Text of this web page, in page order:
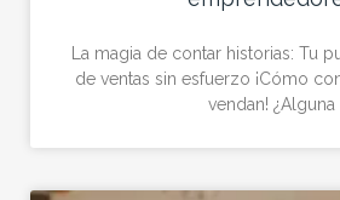
La magia de contar historias: Tu
de ventas sin esfuerzo ¡Cómo
vendan! ¿Alguna